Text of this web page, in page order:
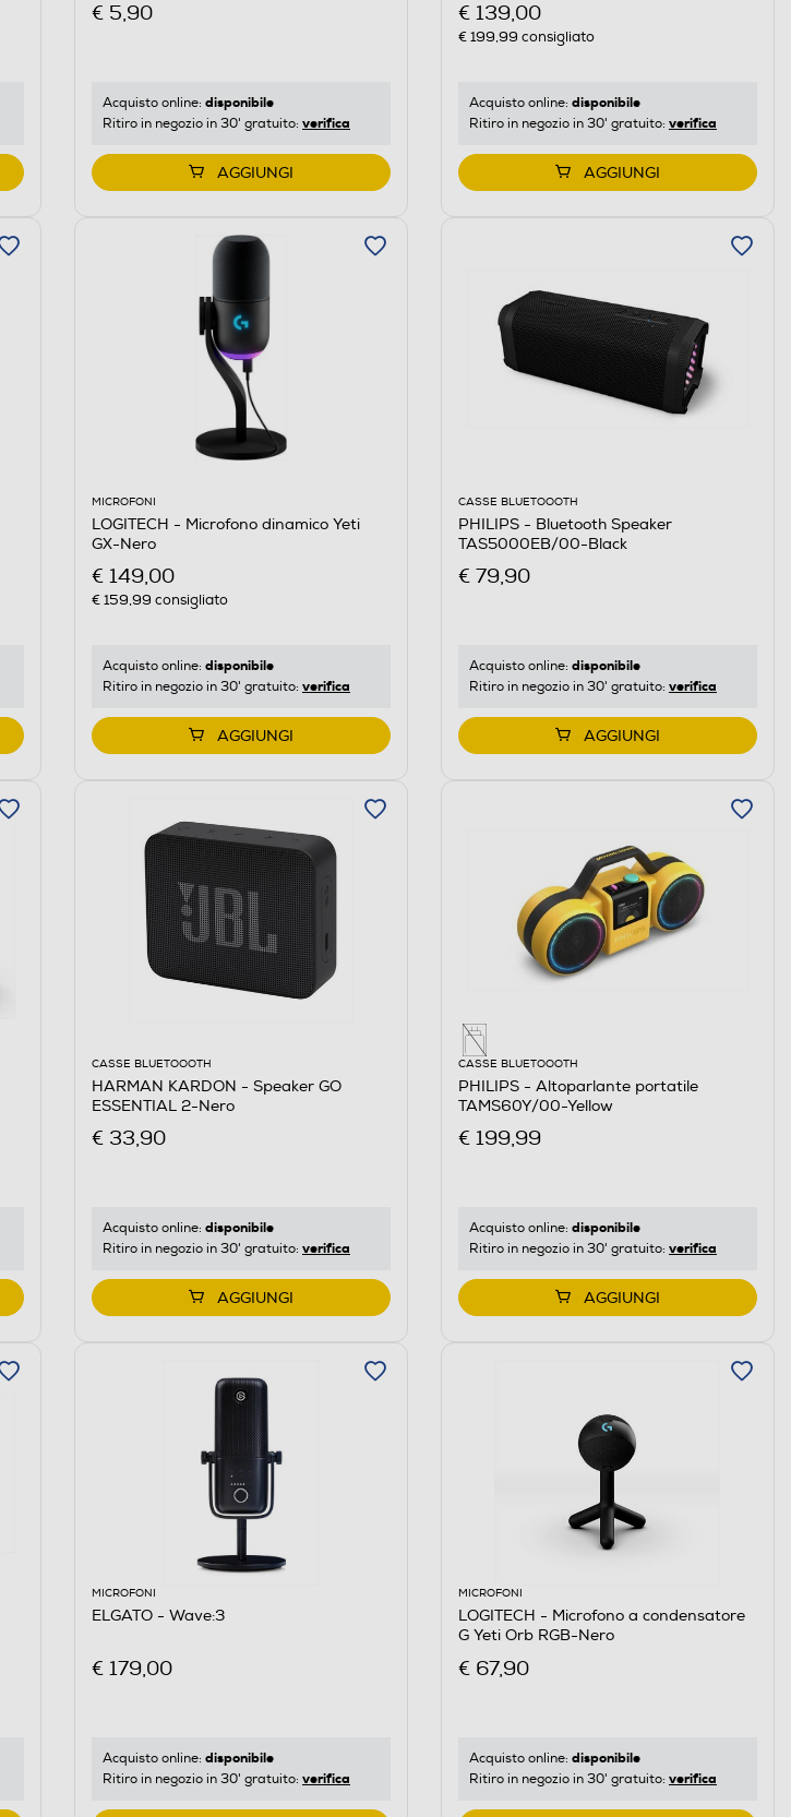
€ 5,90
Acquisto online: disponibile
Ritiro in negozio in 30' gratuito: verifica
AGGIUNGI
€ 139,00
€ 199,99 consigliato
Acquisto online: disponibile
Ritiro in negozio in 30' gratuito: verifica
AGGIUNGI
MICROFONI
LOGITECH - Microfono dinamico Yeti
GX-Nero
€ 149,00
€ 159,99 consigliato
Acquisto online: disponibile
Ritiro in negozio in 30' gratuito: verifica
AGGIUNGI
CASSE BLUETOOOTH
PHILIPS - Bluetooth Speaker
TAS5000EB/00-Black
€ 79,90
Acquisto online: disponibile
Ritiro in negozio in 30' gratuito: verifica
AGGIUNGI
CASSE BLUETOOOTH
HARMAN KARDON - Speaker GO
ESSENTIAL 2-Nero
€ 33,90
Acquisto online: disponibile
Ritiro in negozio in 30' gratuito: verifica
AGGIUNGI
CASSE BLUETOOOTH
PHILIPS - Altoparlante portatile
TAMS60Y/00-Yellow
€ 199,99
Acquisto online: disponibile
Ritiro in negozio in 30' gratuito: verifica
AGGIUNGI
MICROFONI
ELGATO - Wave:3
€ 179,00
Acquisto online: disponibile
Ritiro in negozio in 30' gratuito: verifica
MICROFONI
LOGITECH - Microfono a condensatore
G Yeti Orb RGB-Nero
€ 67,90
Acquisto online: disponibile
Ritiro in negozio in 30' gratuito: verifica